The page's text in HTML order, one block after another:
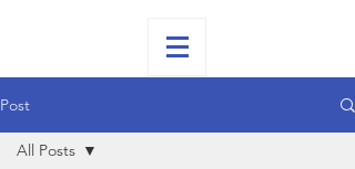
Post
All Posts